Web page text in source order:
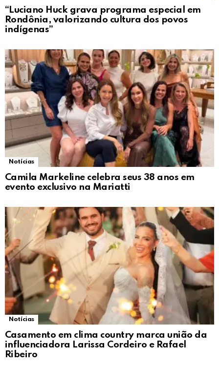
“Luciano Huck grava programa especial em
Rondônia, valorizando cultura dos povos
indígenas”
Notícias
Camila Markeline celebra seus 38 anos em
evento exclusivo na Mariatti
Notícias
Casamento em clima country marca união da
influenciadora Larissa Cordeiro e Rafael
Ribeiro